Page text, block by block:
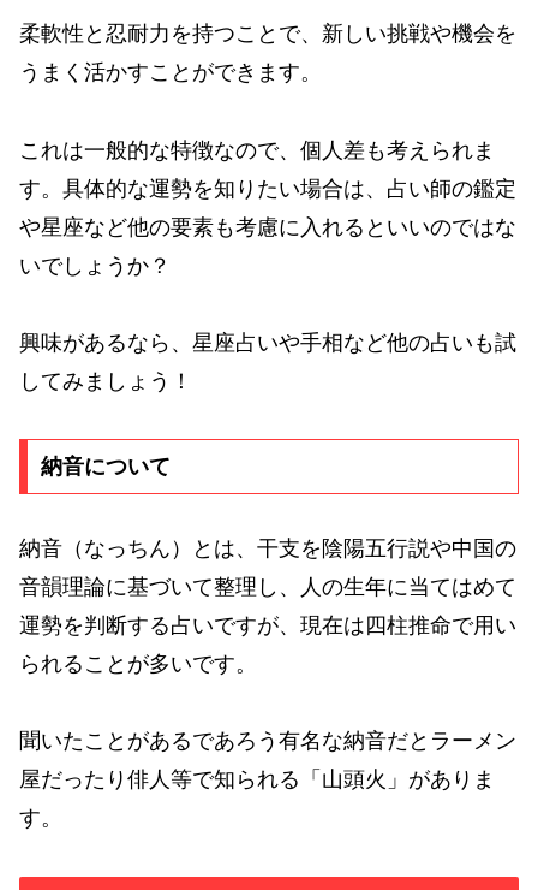
柔軟性と忍耐力を持つことで、新しい挑戦や機会を
うまく活かすことができます。
これは一般的な特徴なので、個人差も考えられま
す。具体的な運勢を知りたい場合は、占い師の鑑定
や星座など他の要素も考慮に入れるといいのではな
いでしょうか？
興味があるなら、星座占いや手相など他の占いも試
してみましょう！
納音について
納音（なっちん）とは、干支を陰陽五行説や中国の
音韻理論に基づいて整理し、人の生年に当てはめて
運勢を判断する占いですが、現在は四柱推命で用い
られることが多いです。
聞いたことがあるであろう有名な納音だとラーメン
屋だったり俳人等で知られる「山頭火」がありま
す。